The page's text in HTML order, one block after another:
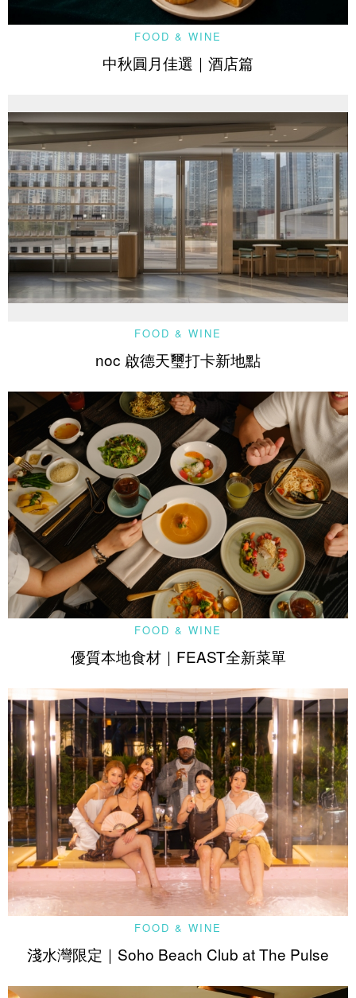
FOOD & WINE
中秋圓月佳選｜酒店篇
FOOD & WINE
noc 啟德天璽打卡新地點
FOOD & WINE
優質本地食材｜FEAST全新菜單
FOOD & WINE
淺水灣限定｜Soho Beach Club at The Pulse